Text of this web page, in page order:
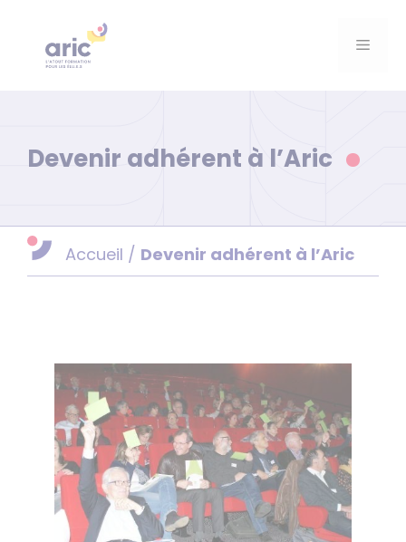
contenu
Menu
Devenir adhérent à l’Aric
Accueil / Devenir adhérent à l’Aric